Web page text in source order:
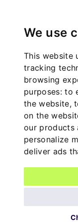
We use
This website
tracking
browsing
purposes:to
the website,
on the
our products
personalize
deliver ads